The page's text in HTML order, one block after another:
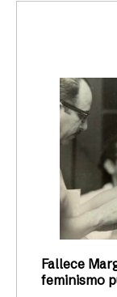
Fallece
feminismo